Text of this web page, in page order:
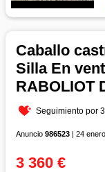
Caballo
Silla En
RABOLIOT
Seguimiento por
Anuncio 986523 | 24
3 360 €